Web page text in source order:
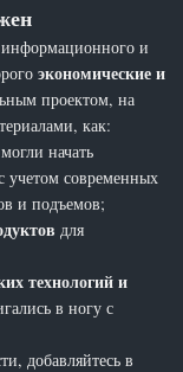
информационного и
экономические и
проектом, на
как:
начать
учетом современных
и подъемов;
для
технологий и
в ногу с
добавляйтесь в